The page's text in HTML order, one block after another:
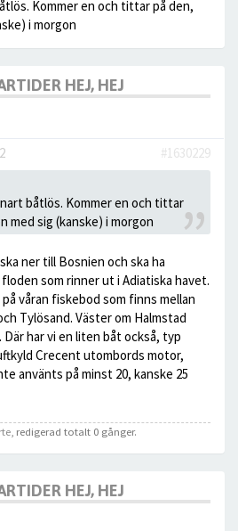
Kommer en och tittar på den,
i morgon
HEJ, HEJ
#1630229
båtlös. Kommer en och tittar
med sig (kanske) i morgon
ner till Bosnien och ska ha
som rinner ut i Adiatiska havet.
våran fiskebod som finns mellan
Tylösand. Väster om Halmstad
har vi en liten båt också, typ
Crecent utombords motor,
använts på minst 20, kanske 25
, redigerad totalt 0 gånger.
HEJ, HEJ